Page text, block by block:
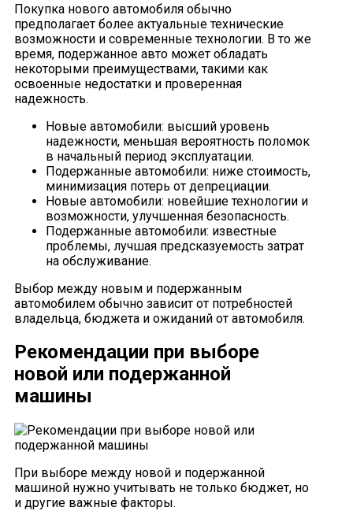
Покупка нового автомобиля обычно
предполагает более актуальные технические
возможности и современные технологии. В то же
время, подержанное авто может обладать
некоторыми преимуществами, такими как
освоенные недостатки и проверенная
надежность.
Новые автомобили: высший уровень
надежности, меньшая вероятность поломок
в начальный период эксплуатации.
Подержанные автомобили: ниже стоимость,
минимизация потерь от депрециации.
Новые автомобили: новейшие технологии и
возможности, улучшенная безопасность.
Подержанные автомобили: известные
проблемы, лучшая предсказуемость затрат
на обслуживание.
Выбор между новым и подержанным
автомобилем обычно зависит от потребностей
владельца, бюджета и ожиданий от автомобиля.
Рекомендации при выборе
новой или подержанной
машины
При выборе между новой и подержанной
машиной нужно учитывать не только бюджет, но
и другие важные факторы.